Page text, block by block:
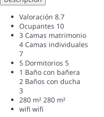
Valoración 8.7
Ocupantes 10
3 Camas matrimonio
4 Camas individuales
7
5 Dormitorios 5
1 Baño con bañera
2 Baños con ducha
3
280 m² 280 m²
wifi wifi